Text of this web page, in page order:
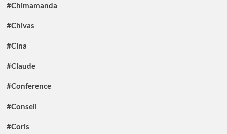
#Chimamanda
#Chivas
#Cina
#Claude
#Conference
#Conseil
#Coris